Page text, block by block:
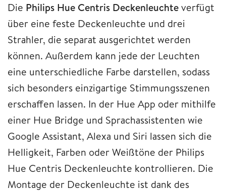
Die Philips Hue Centris Deckenleuchteverfügt
über eine feste Deckenleuchte und drei
Strahler, die separat ausgerichtet werden
können. Außerdem kann jede der Leuchten
eine unterschiedliche Farbe darstellen, sodass
sich besonders einzigartige Stimmungsszenen
erschaffen lassen. In der Hue App oder mithilfe
einer Hue Bridge und Sprachassistenten wie
Google Assistant, Alexa und Siri lassen sich die
Helligkeit, Farben oder Weißtöne der Philips
Hue Centris Deckenleuchte kontrollieren. Die
Montage der Deckenleuchte ist dank des